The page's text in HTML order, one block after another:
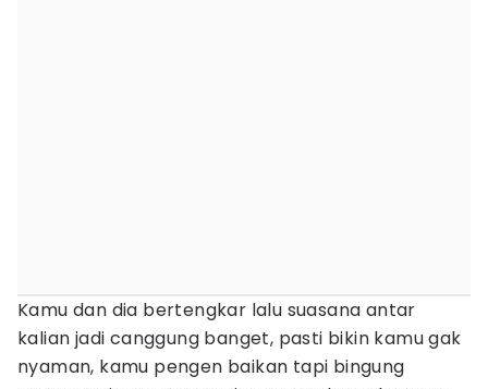
Kamu dan dia bertengkar lalu suasana antar
kalian jadi canggung banget, pasti bikin kamu gak
nyaman, kamu pengen baikan tapi bingung